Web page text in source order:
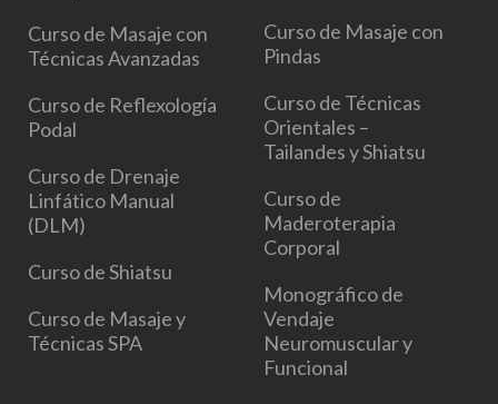
Curso de Masaje con
Técnicas Avanzadas
Curso de Reflexología
Podal
Curso de Drenaje
Linfático Manual
(DLM)
Curso de Shiatsu
Curso de Masaje y
Técnicas SPA
Curso de Masaje con
Pindas
Curso de Técnicas
Orientales –
Tailandes y Shiatsu
Curso de
Maderoterapia
Corporal
Monográfico de
Vendaje
Neuromuscular y
Funcional